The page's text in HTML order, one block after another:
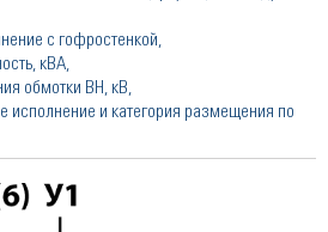
с гофростенкой,
кВА,
обмотки ВН, кВ,
исполнение и категория размещения по